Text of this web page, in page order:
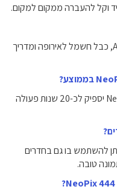
החבילה כוללת שלט רחוק, שתי סוללות AAA, כבל חשמל לאירופה ומדריך
בממוצע שימוש יומי של 4 שעות, NeoPix 444 יספיק לכ-20 שנות פעולה
להשתמש בו גם בחדרים
טובה.